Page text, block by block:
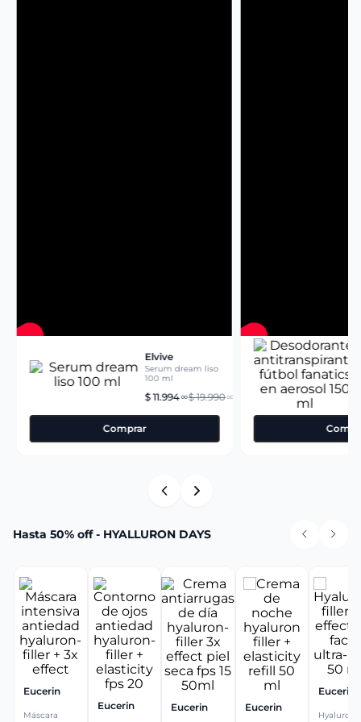
Elvive
Serum dream liso
100 ml
$ 11.994 00$ 19.990 00
Comprar
Hasta 50% off - HYALLURON DAYS
Eucerin
Máscara
Eucerin Eucerin Eucerin
Eucerin
Hyaluron-